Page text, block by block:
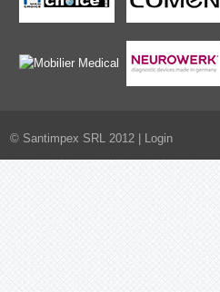
© Santimpex SRL 2012 | Login